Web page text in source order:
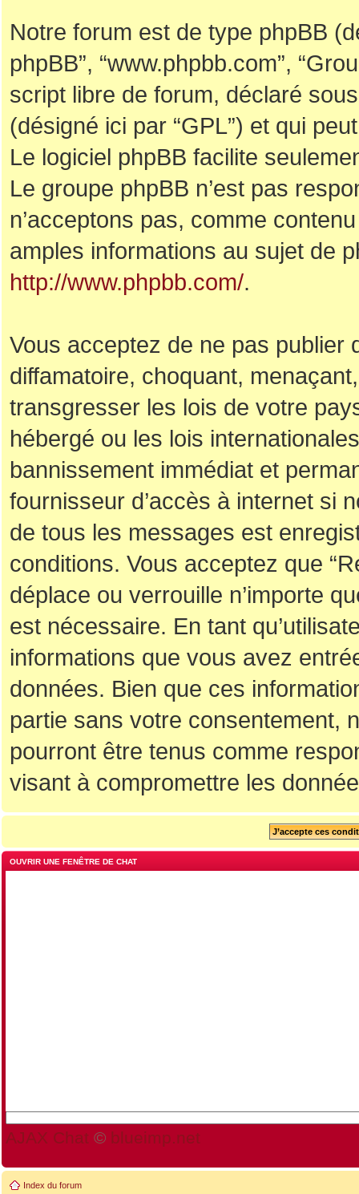
Notre forum est de type phpBB
phpBB”, “www.phpbb.com”,
script libre de forum, déclaré
(désigné ici par “GPL”) et qui
Le logiciel phpBB facilite
Le groupe phpBB n’est pas
n’acceptons pas, comme
amples informations au sujet de
http://www.phpbb.com/.
Vous acceptez de ne pas publier
diffamatoire, choquant,
transgresser les lois de votre
hébergé ou les lois
bannissement immédiat et
fournisseur d’accès à internet si
de tous les messages est
conditions. Vous acceptez que
déplace ou verrouille n’importe
est nécessaire. En tant
informations que vous avez
données. Bien que ces
partie sans votre consentement,
pourront être tenus comme
visant à compromettre les
OUVRIR UNE FENÊTRE DE CHAT
AJAX Chat © blueimp.net
Index du forum